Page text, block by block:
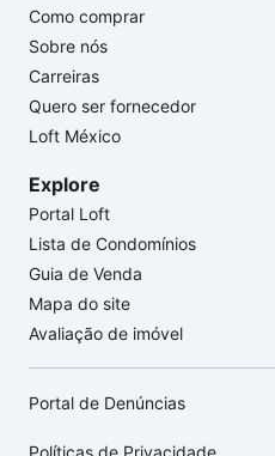
Como comprar
Sobre nós
Carreiras
Quero ser fornecedor
Loft México
Explore
Portal Loft
Lista de Condomínios
Guia de Venda
Mapa do site
Avaliação de imóvel
Portal de Denúncias
Políticas de Privacidade